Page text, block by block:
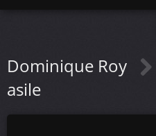
Dominique Roy
asile